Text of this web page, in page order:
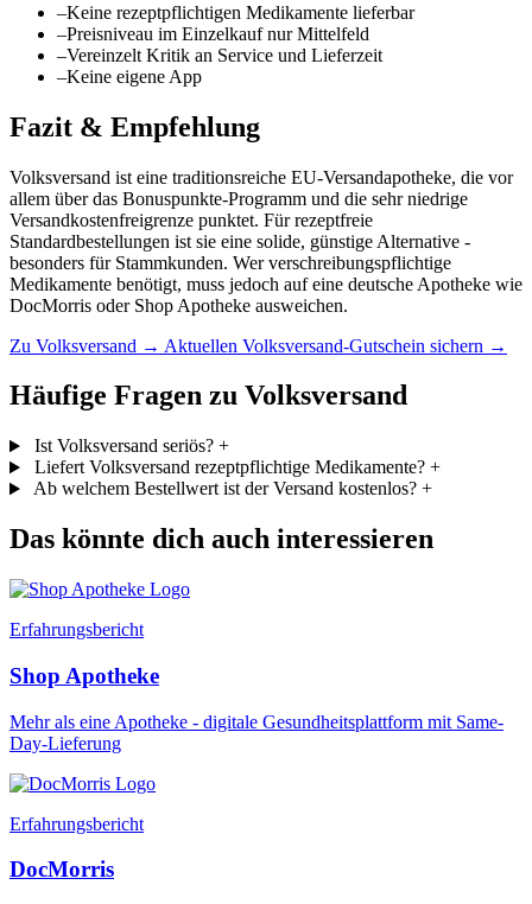
–Keine rezeptpflichtigen Medikamente lieferbar
–Preisniveau im Einzelkauf nur Mittelfeld
–Vereinzelt Kritik an Service und Lieferzeit
–Keine eigene App
Fazit & Empfehlung
Volksversand ist eine traditionsreiche EU-Versandapotheke, die vor
allem über das Bonuspunkte-Programm und die sehr niedrige
Versandkostenfreigrenze punktet. Für rezeptfreie
Standardbestellungen ist sie eine solide, günstige Alternative -
besonders für Stammkunden. Wer verschreibungspflichtige
Medikamente benötigt, muss jedoch auf eine deutsche Apotheke wie
DocMorris oder Shop Apotheke ausweichen.
Zu Volksversand → Aktuellen Volksversand-Gutschein sichern →
Häufige Fragen zu Volksversand
Ist Volksversand seriös? +
Liefert Volksversand rezeptpflichtige Medikamente? +
Ab welchem Bestellwert ist der Versand kostenlos? +
Das könnte dich auch interessieren
Erfahrungsbericht
Shop Apotheke
Mehr als eine Apotheke - digitale Gesundheitsplattform mit Same-
Day-Lieferung
Erfahrungsbericht
DocMorris